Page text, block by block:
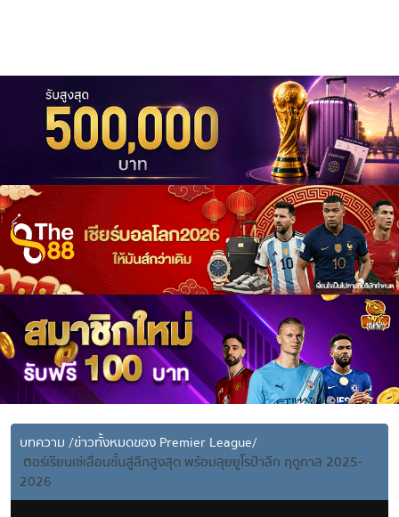
บทความ /ข่าวทั้งหมดของ Premier League/
ตอร์เรียนเซ่เลื่อนชั้นสู่ลีกสูงสุด พร้อมลุยยูโรป้าลีก ฤดูกาล 2025-
2026